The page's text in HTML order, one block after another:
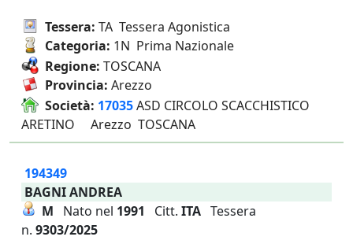
Tessera: TA Tessera Agonistica
Categoria: 1N Prima Nazionale
Regione: TOSCANA
Provincia: Arezzo
Società: 17035ASD CIRCOLO SCACCHISTICO
ARETINO Arezzo TOSCANA
194349
BAGNI ANDREA
M Nato nel 1991 Citt. ITA Tessera
n. 9303/2025